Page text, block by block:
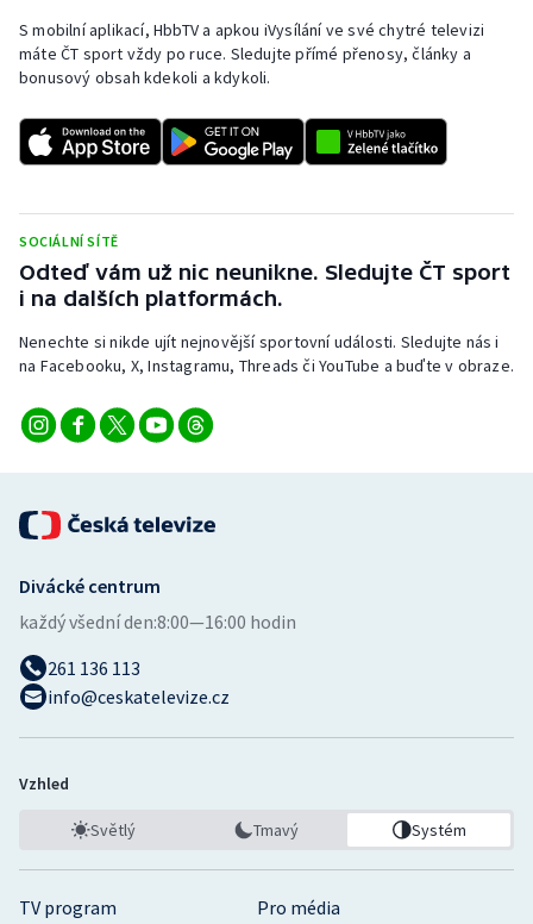
Plážový volejbal
Ragby
Rychlostní kanoistika
Short track
Sportovní střelba
Stolní tenis
Veslování
Vodní slalom
Volejbal
Ostatní
S mobilní aplikací, HbbTV a apkou iVysílání ve své chytré televizi
máte ČT sport vždy po ruce. Sledujte přímé přenosy, články a
bonusový obsah kdekoli a kdykoli.
SOCIÁLNÍ SÍTĚ
Odteď vám už nic neunikne. Sledujte ČT sport
i na dalších platformách.
Nenechte si nikde ujít nejnovější sportovní události. Sledujte nás i
na Facebooku, X, Instagramu, Threads či YouTube a buďte v obraze.
TV program
Pro média
Divácké centrum
každý všední den:8:00—16:00 hodin
261 136 113
info@ceskatelevize.cz
Vzhled
Světlý Tmavý Systém